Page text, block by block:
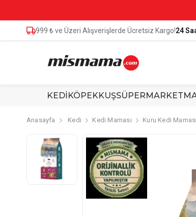
999 ₺ ve Üzeri Alışverişlerde Ücretsiz Kargo!24
KEDİKÖPEKKUŞSÜPERMARKET
Anasayfa Kedi Kedi Maması Kuru Kedi Maması